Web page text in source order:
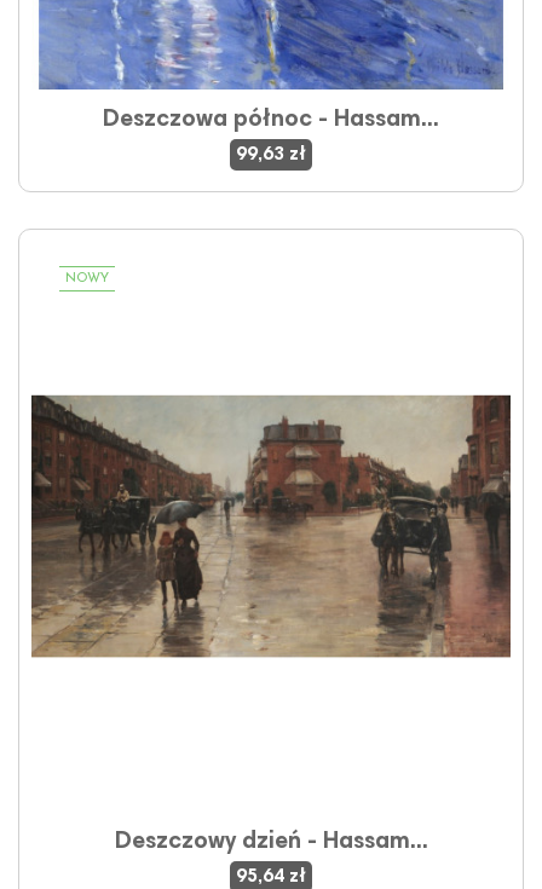
Deszczowa północ - Hassam...
99,63 zł
NOWY
Deszczowy dzień - Hassam...
95,64 zł